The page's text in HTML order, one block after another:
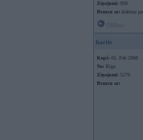
Ziņojumi: 950
Braucu ar: krāniņu pa
harits
Kopš: 05. Feb 2008
No: Rīga
Ziņojumi: 5270
Braucu ar: